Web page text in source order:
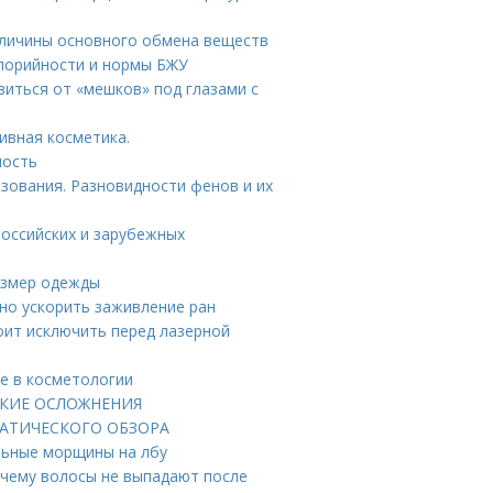
основного обмена веществ
и нормы БЖУ
от «мешков» под глазами с
косметика.
Разновидности фенов и их
и зарубежных
одежды
ускорить заживление ран
исключить перед лазерной
в косметологии
ОСЛОЖНЕНИЯ
ОБЗОРА
морщины на лбу
волосы не выпадают после